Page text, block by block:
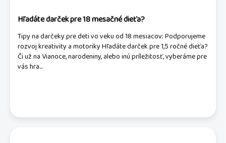
Hľadáte darček pre 18 mesačné dieťa?
Tipy na darčeky pre deti vo veku od 18 mesiacov: Podporujeme
rozvoj kreativity a motoriky Hľadáte darček pre 1,5 ročné dieťa?
Či už na Vianoce, narodeniny, alebo inú príležitosť, vyberáme pre
vás hra...